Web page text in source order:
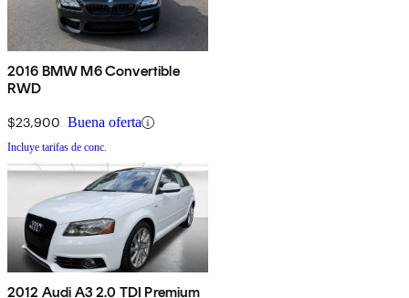
2016 BMW M6 Convertible
RWD
$23,900 Buena oferta
Incluye tarifas de conc.
2012 Audi A3 2.0 TDI Premium